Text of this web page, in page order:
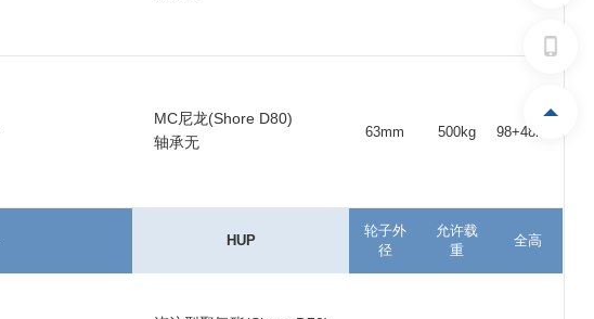
MC尼龙(Shore D80)
轴承无
63mm 500kg 98+48mm
HUP
轮子外
径
允许载
重
全高